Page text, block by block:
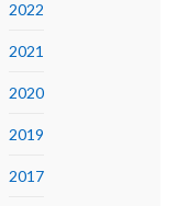
2022
2021
2020
2019
2017